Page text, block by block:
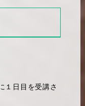
１日目を受講さ